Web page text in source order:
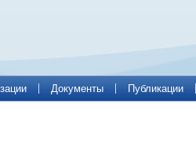
Документы Публикации